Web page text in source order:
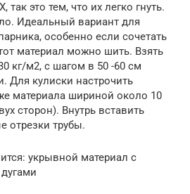
это тем, что их легко гнуть.
Идеальный вариант для
особенно если сочетать
материал можно шить. Взять
кг/м2, с шагом в 50 -60 см
Для кулиски настрочить
материала шириной около 10
сторон). Внутрь вставить
отрезки трубы.
укрывной материал с